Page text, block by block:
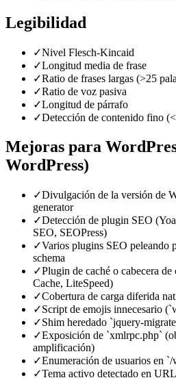
Legibilidad
✓Nivel Flesch-Kincaid
✓Longitud media de frase
✓Ratio de frases largas (>25
✓Ratio de voz pasiva
✓Longitud de párrafo
✓Detección de contenido fino
Mejoras para
WordPress)
✓Divulgación de la versión de
generator
✓Detección de plugin SEO
SEO, SEOPress)
✓Varios plugins SEO peleando
schema
✓Plugin de caché o cabecera
Cache, LiteSpeed)
✓Cobertura de carga diferida
✓Script de emojis innecesario
✓Shim heredado `jquery-
✓Exposición de `xmlrpc.php`
amplificación)
✓Enumeración de usuarios en
✓Tema activo detectado en